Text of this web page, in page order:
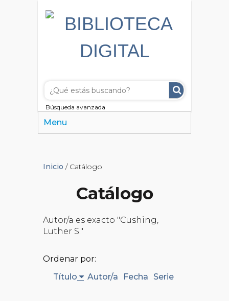
Búsqueda avanzada
Menu
Inicio / Catálogo
Catálogo
Autor/a es exacto "Cushing,
Luther S."
Ordenar por:
Título
Autor/a Fecha Serie